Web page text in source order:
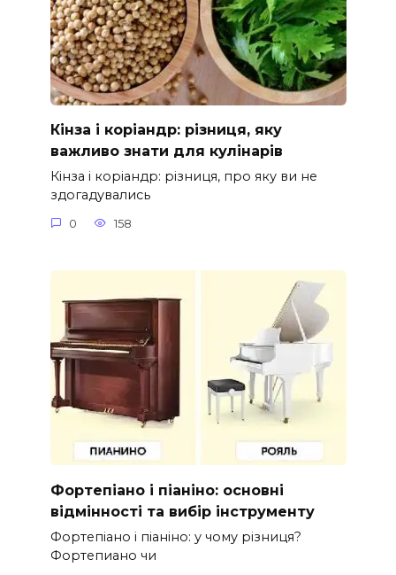
Кінза і коріандр: різниця, яку
важливо знати для кулінарів
Кінза і коріандр: різниця, про яку ви не
здогадувались
0 158
Фортепіано і піаніно: основні
відмінності та вибір інструменту
Фортепіано і піаніно: у чому різниця?
Фортепиано чи